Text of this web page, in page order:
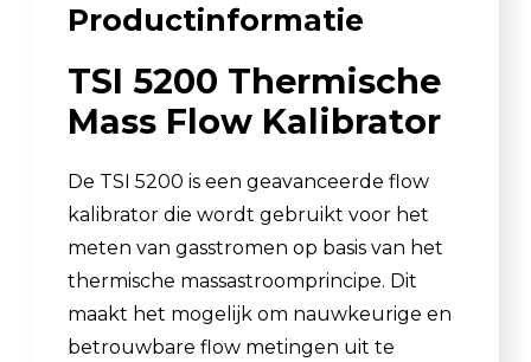
Productinformatie
TSI 5200 Thermische
Mass Flow Kalibrator
De TSI 5200 is een geavanceerde flow
kalibrator die wordt gebruikt voor het
meten van gasstromen op basis van het
thermische massastroomprincipe. Dit
maakt het mogelijk om nauwkeurige en
betrouwbare flow metingen uit te